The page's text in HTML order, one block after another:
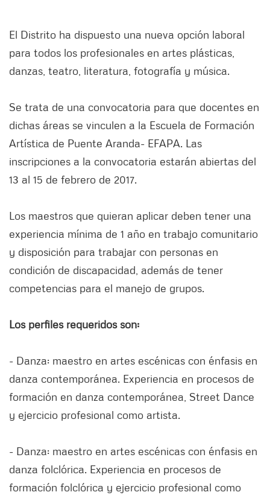
El Distrito ha dispuesto una nueva opción laboral
para todos los profesionales en artes plásticas,
danzas, teatro, literatura, fotografía y música.
Se trata de una convocatoria para que docentes en
dichas áreas se vinculen a la Escuela de Formación
Artística de Puente Aranda- EFAPA. Las
inscripciones a la convocatoria estarán abiertas del
13 al 15 de febrero de 2017.
Los maestros que quieran aplicar deben tener una
experiencia mínima de 1 año en trabajo comunitario
y disposición para trabajar con personas en
condición de discapacidad, además de tener
competencias para el manejo de grupos.
Los perfiles requeridos son:
- Danza: maestro en artes escénicas con énfasis en
danza contemporánea. Experiencia en procesos de
formación en danza contemporánea, Street Dance
y ejercicio profesional como artista.
- Danza: maestro en artes escénicas con énfasis en
danza folclórica. Experiencia en procesos de
formación folclórica y ejercicio profesional como